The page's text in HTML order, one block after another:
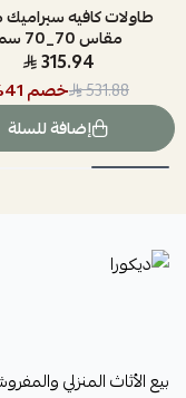
طاولات كافيه سيراميك
مقاس 70_70 سم
315.94
531.88 خصم41
إضافة للسلة
ديكورا
بيع الأثاث المنزلي